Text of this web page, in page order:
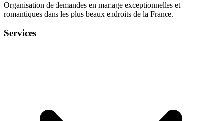
Organisation de demandes en mariage exceptionnelles et
romantiques dans les plus beaux endroits de la France.
Services